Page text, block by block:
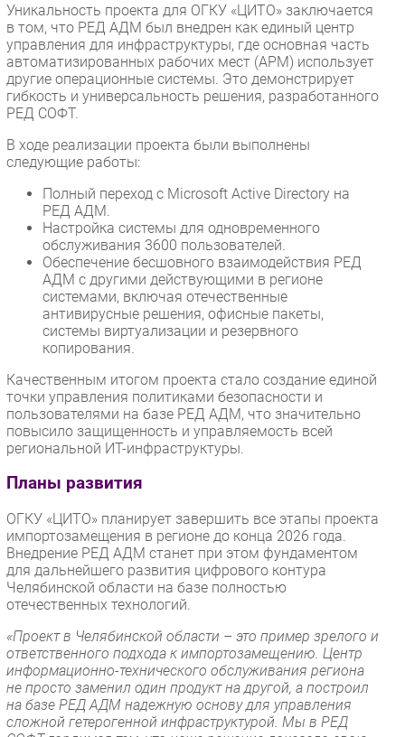
Уникальность проекта для ОГКУ «ЦИТО» заключается
в том, что РЕД АДМ был внедрен как единый центр
управления для инфраструктуры, где основная часть
автоматизированных рабочих мест (АРМ) использует
другие операционные системы. Это демонстрирует
гибкость и универсальность решения, разработанного
РЕД СОФТ.
В ходе реализации проекта были выполнены
следующие работы:
Полный переход с Microsoft Active Directory на
РЕД АДМ.
Настройка системы для одновременного
обслуживания 3600 пользователей.
Обеспечение бесшовного взаимодействия РЕД
АДМ с другими действующими в регионе
системами, включая отечественные
антивирусные решения, офисные пакеты,
системы виртуализации и резервного
копирования.
Качественным итогом проекта стало создание единой
точки управления политиками безопасности и
пользователями на базе РЕД АДМ, что значительно
повысило защищенность и управляемость всей
региональной ИТ-инфраструктуры.
Планы развития
ОГКУ «ЦИТО» планирует завершить все этапы проекта
импортозамещения в регионе до конца 2026 года.
Внедрение РЕД АДМ станет при этом фундаментом
для дальнейшего развития цифрового контура
Челябинской области на базе полностью
отечественных технологий.
«Проект в Челябинской области – это пример зрелого и
ответственного подхода к импортозамещению. Центр
информационно-технического обслуживания региона
не просто заменил один продукт на другой, а построил
на базе РЕД АДМ надежную основу для управления
сложной гетерогенной инфраструктурой. Мы в РЕД